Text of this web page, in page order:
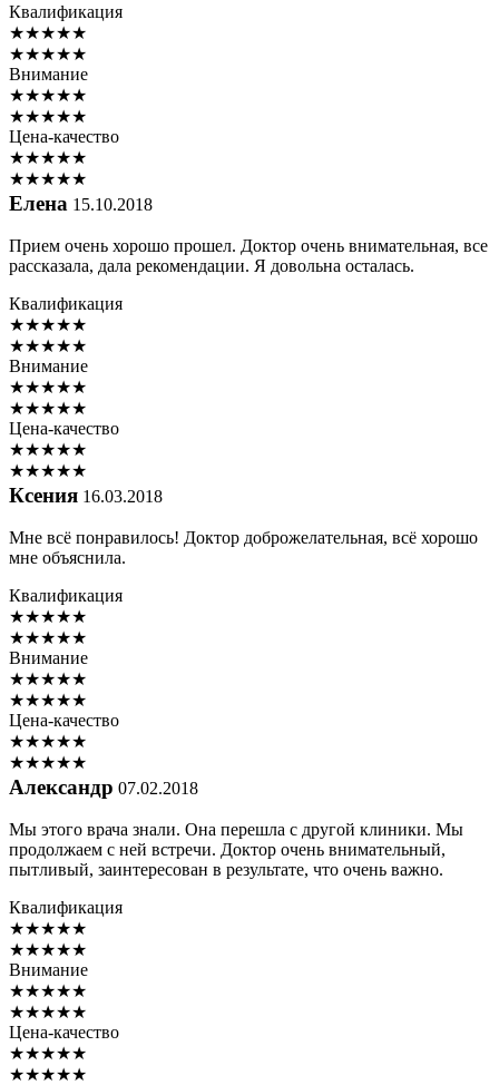
Квалификация
★★★★★
★★★★★
Внимание
★★★★★
★★★★★
Цена-качество
★★★★★
★★★★★
Елена 15.10.2018
Прием очень хорошо прошел. Доктор очень внимательная, все
рассказала, дала рекомендации. Я довольна осталась.
Квалификация
★★★★★
★★★★★
Внимание
★★★★★
★★★★★
Цена-качество
★★★★★
★★★★★
Ксения 16.03.2018
Мне всё понравилось! Доктор доброжелательная, всё хорошо
мне объяснила.
Квалификация
★★★★★
★★★★★
Внимание
★★★★★
★★★★★
Цена-качество
★★★★★
★★★★★
Александр 07.02.2018
Мы этого врача знали. Она перешла с другой клиники. Мы
продолжаем с ней встречи. Доктор очень внимательный,
пытливый, заинтересован в результате, что очень важно.
Квалификация
★★★★★
★★★★★
Внимание
★★★★★
★★★★★
Цена-качество
★★★★★
★★★★★